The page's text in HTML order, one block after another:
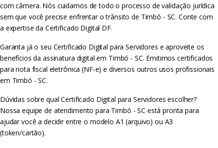
com câmera. Nós cuidamos de todo o processo de validação jurídica
sem que você precise enfrentar o trânsito de Timbó - SC. Conte com
a expertise da Certificado Digital DF.
Garanta já o seu Certificado Digital para Servidores e aproveite os
benefícios da assinatura digital em Timbó - SC. Emitimos certificados
para nota fiscal eletrônica (NF-e) e diversos outros usos profissionais
em Timbó - SC.
Dúvidas sobre qual Certificado Digital para Servidores escolher?
Nossa equipe de atendimento para Timbó - SC está pronta para
ajudar você a decidir entre o modelo A1 (arquivo) ou A3
(token/cartão).